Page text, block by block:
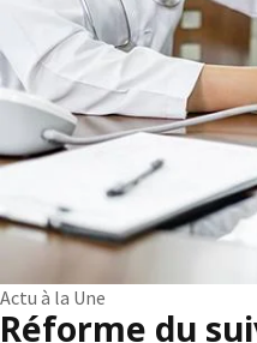
Actu à la Une
Réforme du